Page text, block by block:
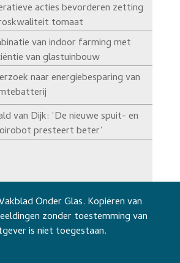
acties bevorderen zetting
tomaat
van indoor farming met
van glastuinbouw
naar energiebesparing van
van Dijk: ‘De nieuwe spuit- en
presteert beter’
Onder Glas. Kopiëren van
zonder toestemming van
is niet toegestaan.